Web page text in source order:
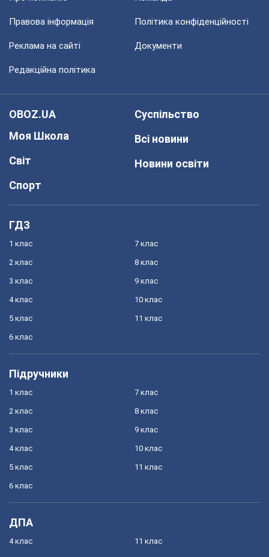
Правова інформація Політика конфіденційності
Реклама на сайті Документи
Редакційна політика
OBOZ.UA
Моя Школа
Світ
Спорт
Суспільство
Всі новини
Новини освіти
ГДЗ
1 клас
2 клас
3 клас
4 клас
5 клас
6 клас
7 клас
8 клас
9 клас
10 клас
11 клас
Підручники
1 клас
2 клас
3 клас
4 клас
5 клас
6 клас
7 клас
8 клас
9 клас
10 клас
11 клас
ДПА
4 клас 11 клас